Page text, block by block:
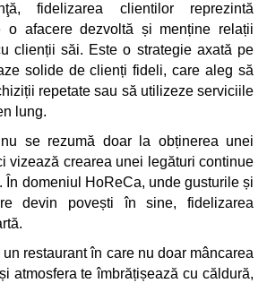
fidelizarea clientilor reprezintă
o afacere dezvoltă și menține relații
clienții săi. Este o strategie axată pe
solide de clienți fideli, care aleg să
repetate sau să utilizeze serviciile
lung.
se rezumă doar la obținerea unei
vizează crearea unei legături continue
În domeniul HoReCa, unde gusturile și
devin povești în sine, fidelizarea
un restaurant în care nu doar mâncarea
atmosfera te îmbrățișează cu căldură,